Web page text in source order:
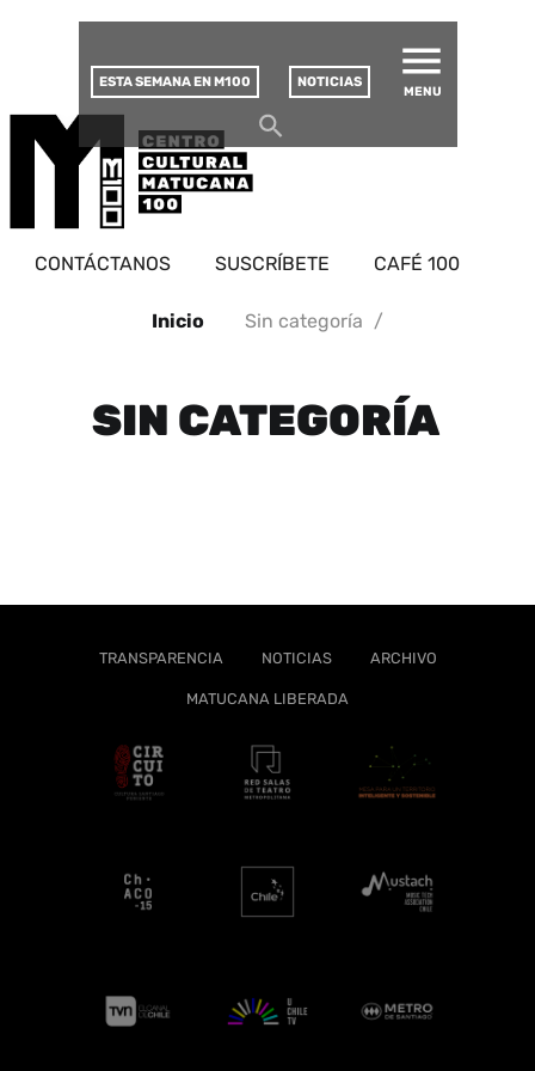
CULTURAL
ESTA SEMANA EN M100 NOTICIAS
MENU
CONTÁCTANOS SUSCRÍBETE CAFÉ 100
Inicio Sin categoría /
SIN CATEGORÍA
TRANSPARENCIA NOTICIAS ARCHIVO
MATUCANA LIBERADA